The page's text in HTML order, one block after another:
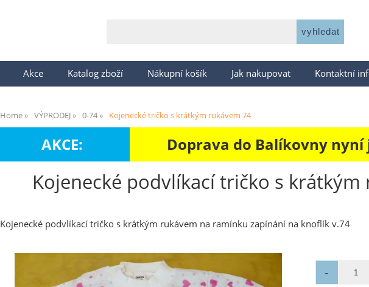
Akce Katalog zboží Nákupní košík Jak nakupovat Kontaktní
Home VÝPRODEJ 0-74 Kojenecké tričko s krátkým rukávem 74
AKCE: Doprava do Balíkovny nyní
Kojenecké podvlíkací tričko s krátkým
Kojenecké podvlíkací tričko s krátkým rukávem na ramínku zapínání na knoflík v.74